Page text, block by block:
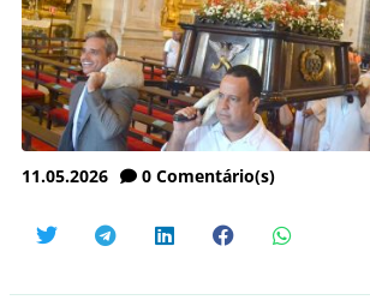
11.05.2026 0 Comentário(s)